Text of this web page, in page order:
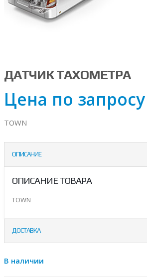
ДАТЧИК ТАХОМЕТРА
Цена по запросу
TOWN
ОПИСАНИЕ
ОПИСАНИЕ ТОВАРА
TOWN
ДОСТАВКА
В наличии